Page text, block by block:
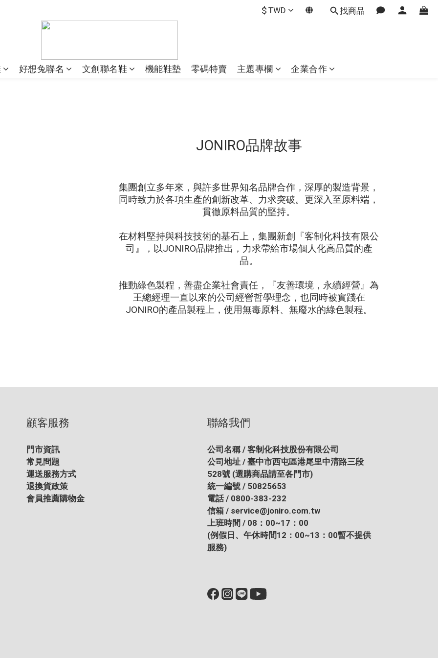
$ TWD 找商品
好想兔聯名 文創聯名鞋 機能鞋墊 零碼特賣 主題專欄 企業合作
JONIRO品牌故事
集團創立多年來，與許多世界知名品牌合作，深厚的製造背景，
同時致力於各項生產的創新改革、力求突破。更深入至原料端，
貫徹原料品質的堅持。
在材料堅持與科技技術的基石上，集團新創『客制化科技有限公
司』，以JONIRO品牌推出，力求帶給市場個人化高品質的產
品。
推動綠色製程，善盡企業社會責任，『友善環境，永續經營』為
王總經理一直以來的公司經營哲學理念，也同時被實踐在
JONIRO的產品製程上，使用無毒原料、無廢水的綠色製程。
顧客服務
門市資訊
常見問題
運送服務方式
退換貨政策
會員推薦購物金
聯絡我們
公司名稱 / 客制化科技股份有限公司
公司地址 / 臺中市西屯區港尾里中清路三段
528號 (選購商品請至各門市)
統一編號 / 50825653
電話 / 0800-383-232
信箱 / service@joniro.com.tw
上班時間 / 08：00~17：00
(例假日、午休時間12：00~13：00暫不提供
服務)